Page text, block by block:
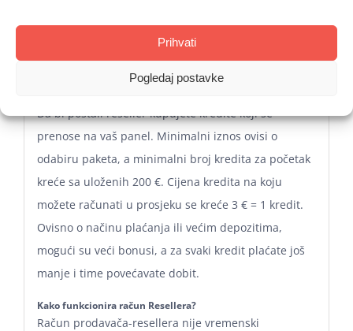
Prihvati
Pogledaj postavke
Da bi postali reseller kupujete kredite koji se
prenose na vaš panel. Minimalni iznos ovisi o
odabiru paketa, a minimalni broj kredita za početak
kreće sa uloženih 200 €. Cijena kredita na koju
možete računati u prosjeku se kreće 3 € = 1 kredit.
Ovisno o načinu plaćanja ili većim depozitima,
mogući su veći bonusi, a za svaki kredit plaćate još
manje i time povećavate dobit.
Kako funkcionira račun Resellera?
Račun prodavača-resellera nije vremenski